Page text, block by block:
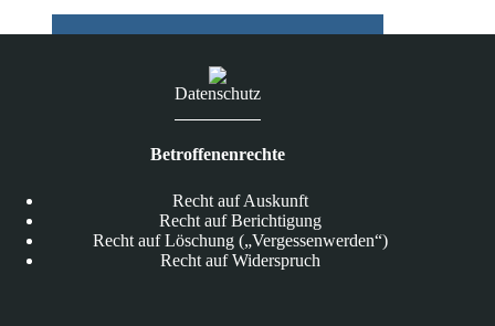
Datenschutz
Betroffenenrechte
Recht auf Auskunft
Recht auf Berichtigung
Recht auf Löschung („Vergessenwerden“)
Recht auf Widerspruch